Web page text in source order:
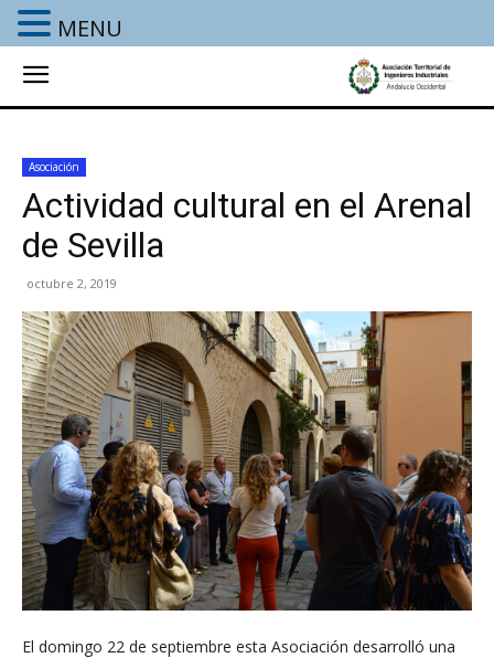
Asociación
Actividad cultural en el Arenal
de Sevilla
octubre 2, 2019
El domingo 22 de septiembre esta Asociación desarrolló una
MENU